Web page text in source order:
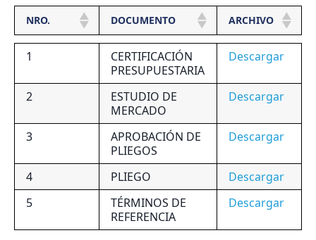
NRO. DOCUMENTO ARCHIVO
1
CERTIFICACIÓN
PRESUPUESTARIA
Descargar
2
ESTUDIO DE
MERCADO
Descargar
3
APROBACIÓN DE
PLIEGOS
Descargar
4 PLIEGO
Descargar
5
TÉRMINOS DE
REFERENCIA
Descargar